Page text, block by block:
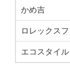
かめ吉
ロレックス
エコスタイル